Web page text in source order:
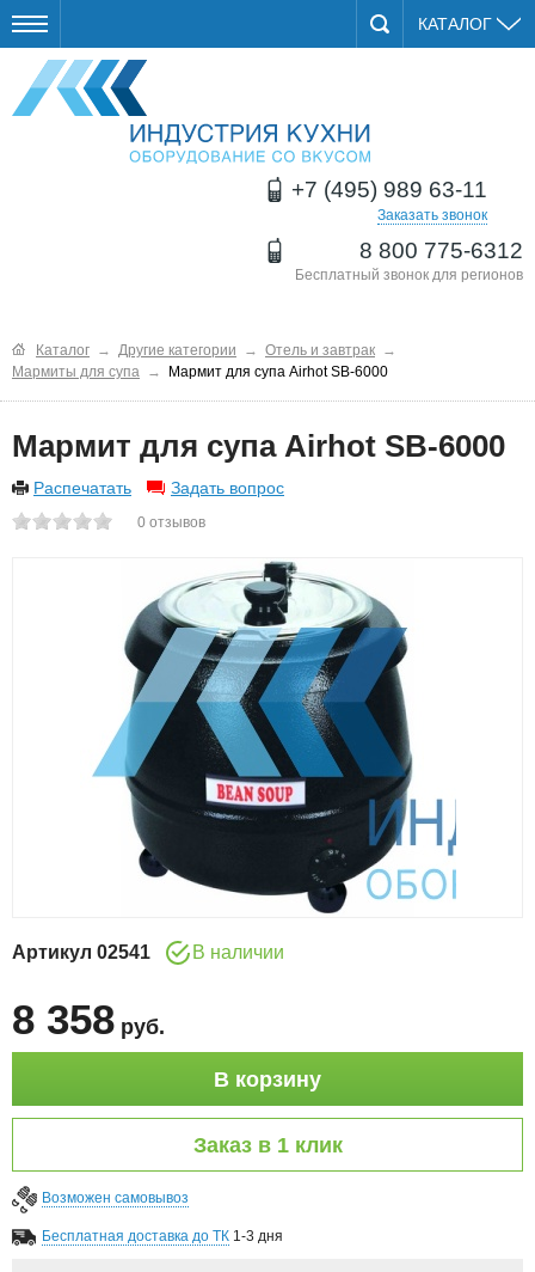
КАТАЛОГ
+7 (495) 989 63-11
Заказать звонок
8 800 775-6312
Бесплатный звонок для регионов
Каталог → Другие категории → Отель и завтрак →
Мармиты для супа → Мармит для супа Airhot SB-6000
Мармит для супа Airhot SB-6000
Распечатать Задать вопрос
0 отзывов
Артикул 02541 В наличии
8 358 руб.
В корзину
Заказ в 1 клик
Возможен самовывоз
Бесплатная доставка до ТК 1-3 дня